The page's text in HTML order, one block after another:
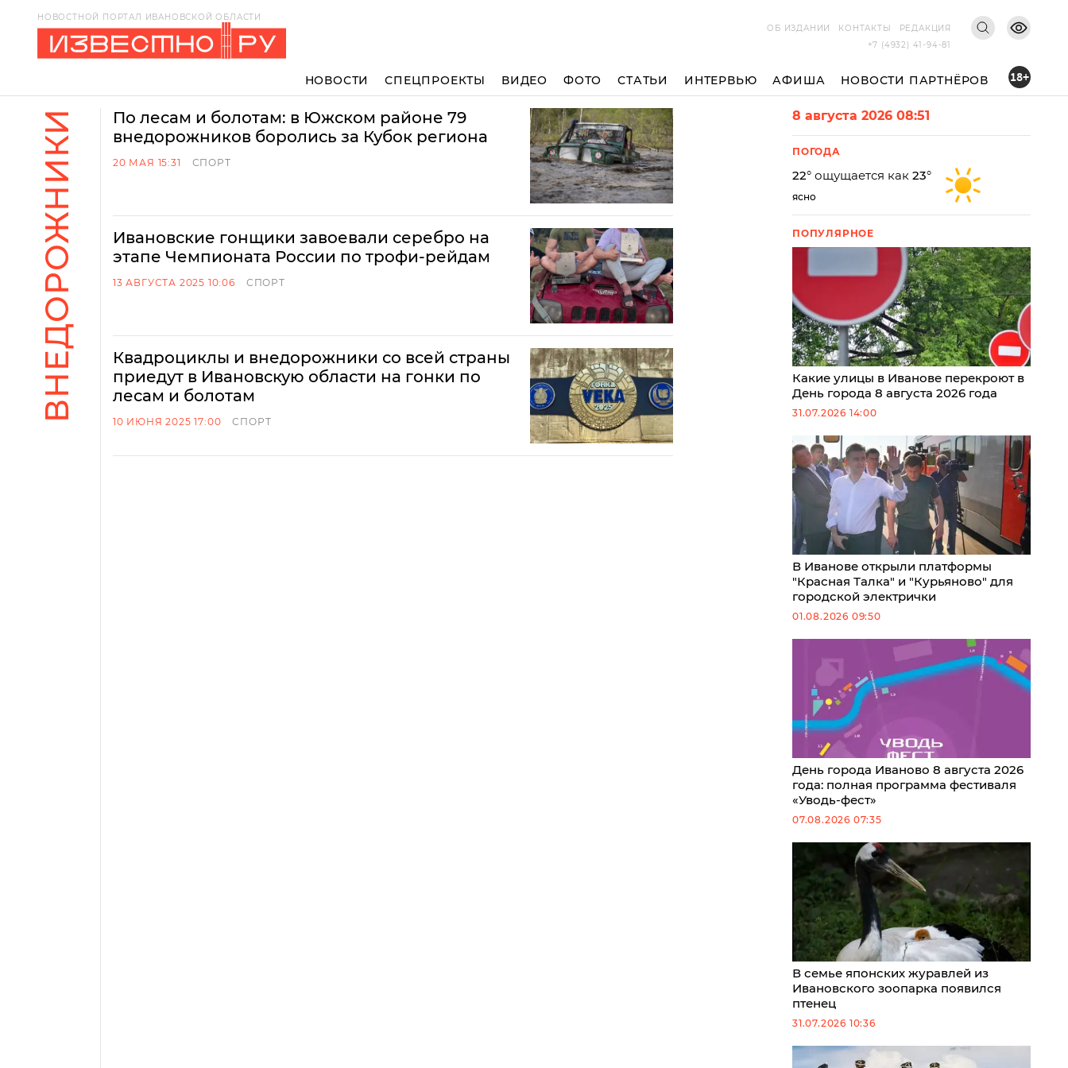
НОВОСТНОЙ ПОРТАЛ ИВАНОВСКОЙ ОБЛАСТИ
ОБ ИЗДАНИИ
КОНТАКТЫ
РЕДАКЦИЯ
+7 (4932) 41-94-81
НОВОСТИ СПЕЦПРОЕКТЫ ВИДЕО ФОТО СТАТЬИ ИНТЕРВЬЮ АФИША НОВОСТИ ПАРТНЁРОВ 18+
ВНЕДОРОЖНИКИ
По лесам и болотам: в Южском районе 79
внедорожников боролись за Кубок региона
20 МАЯ 15:31 СПОРТ
Ивановские гонщики завоевали серебро на
этапе Чемпионата России по трофи-рейдам
13 АВГУСТА 2025 10:06 СПОРТ
Квадроциклы и внедорожники со всей страны
приедут в Ивановскую области на гонки по
лесам и болотам
10 ИЮНЯ 2025 17:00 СПОРТ
8 августа 2026 08:51
ПОГОДА
22° ощущается как 23°
ясно
ПОПУЛЯРНОЕ
Какие улицы в Иванове перекроют в
День города 8 августа 2026 года
31.07.2026 14:00
В Иванове открыли платформы
"Красная Талка" и "Курьяново" для
городской электрички
01.08.2026 09:50
День города Иваново 8 августа 2026
года: полная программа фестиваля
«Уводь-фест»
07.08.2026 07:35
В семье японских журавлей из
Ивановского зоопарка появился
птенец
31.07.2026 10:36